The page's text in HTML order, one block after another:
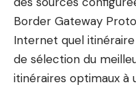
Border Gateway
Internet quel
de sélection du
itinéraires optimaux